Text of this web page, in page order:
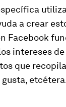
a crear
Facebook
intereses de
que